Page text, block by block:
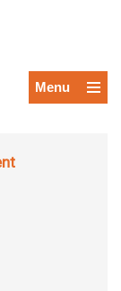
Menu